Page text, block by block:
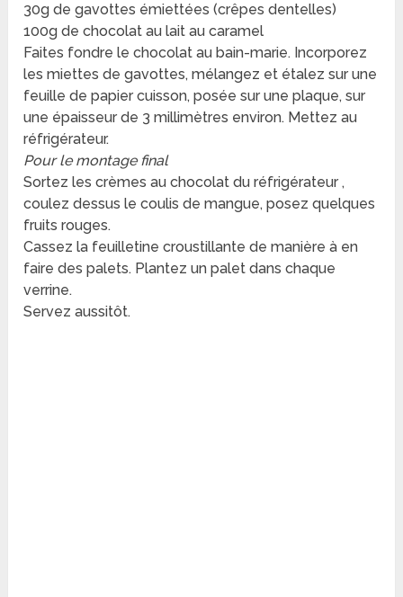
30g de gavottes émiettées (crêpes dentelles)
100g de chocolat au lait au caramel
Faites fondre le chocolat au bain-marie. Incorporez
les miettes de gavottes, mélangez et étalez sur une
feuille de papier cuisson, posée sur une plaque, sur
une épaisseur de 3 millimètres environ. Mettez au
réfrigérateur.
Pour le montage final
Sortez les crèmes au chocolat du réfrigérateur ,
coulez dessus le coulis de mangue, posez quelques
fruits rouges.
Cassez la feuilletine croustillante de manière à en
faire des palets. Plantez un palet dans chaque
verrine.
Servez aussitôt.